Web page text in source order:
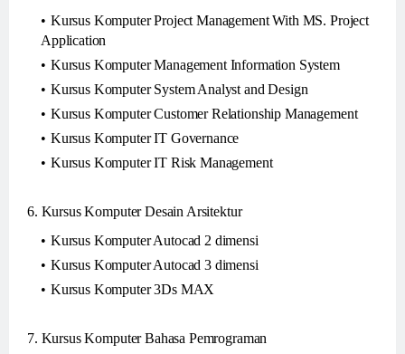
Kursus Komputer Project Management With MS. Project
Application
Kursus Komputer Management Information System
Kursus Komputer System Analyst and Design
Kursus Komputer Customer Relationship Management
Kursus Komputer IT Governance
Kursus Komputer IT Risk Management
6. Kursus Komputer Desain Arsitektur
Kursus Komputer Autocad 2 dimensi
Kursus Komputer Autocad 3 dimensi
Kursus Komputer 3Ds MAX
7. Kursus Komputer Bahasa Pemrograman